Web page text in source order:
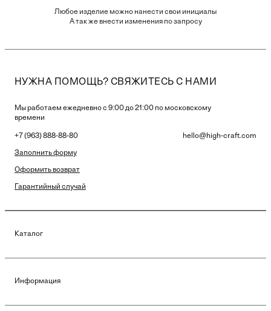
Любое изделие можно нанести свои инициалы
А так же внести изменения по запросу
НУЖНА ПОМОЩЬ? СВЯЖИТЕСЬ С НАМИ
Мы работаем ежедневно с 9:00 до 21:00 по московскому
времени
+7 (963) 888-88-80 hello@high-craft.com
Заполнить форму
Оформить возврат
Гарантийный случай
Каталог
Информация